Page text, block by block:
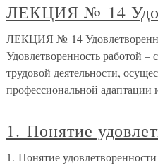
ЛЕКЦИЯ № 14
ЛЕКЦИЯ № 14
Удовлетворенность работой
трудовой деятельности,
профессиональной адаптации
1. Понятие
1. Понятие